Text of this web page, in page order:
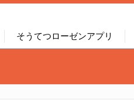
そうてつローゼンアプリ